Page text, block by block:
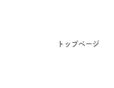
トップページ